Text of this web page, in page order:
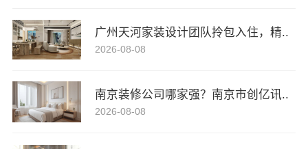
广州天河家装设计团队拎包入住，精..
2026-08-08
南京装修公司哪家强？南京市创亿讯..
2026-08-08